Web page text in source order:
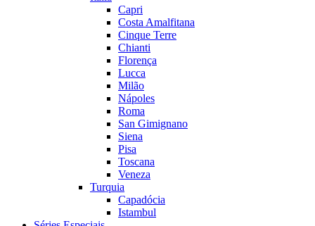
Capri
Costa Amalfitana
Cinque Terre
Chianti
Florença
Lucca
Milão
Nápoles
Roma
San Gimignano
Siena
Pisa
Toscana
Veneza
Turquia
Capadócia
Istambul